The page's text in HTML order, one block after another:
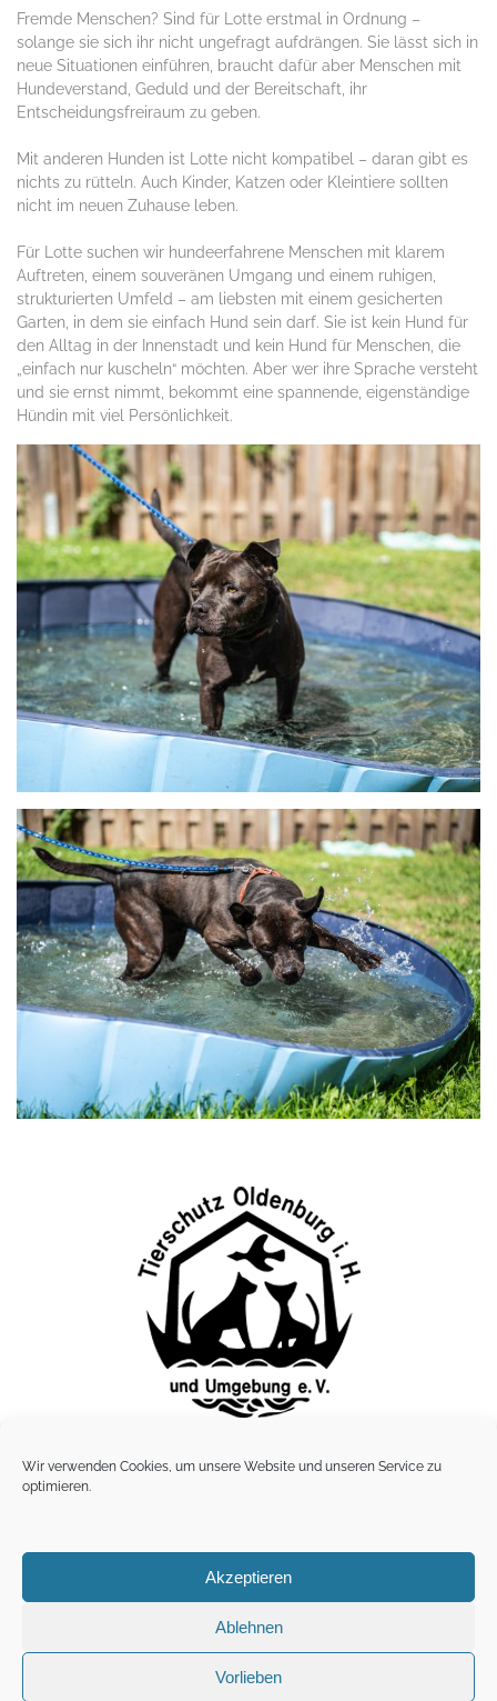
Wir verwenden Cookies, um unsere Website und unseren Service zu
optimieren.
Akzeptieren
Ablehnen
Vorlieben
Fremde Menschen? Sind für Lotte erstmal in Ordnung –
solange sie sich ihr nicht ungefragt aufdrängen. Sie lässt sich in
neue Situationen einführen, braucht dafür aber Menschen mit
Hundeverstand, Geduld und der Bereitschaft, ihr
Entscheidungsfreiraum zu geben.
Mit anderen Hunden ist Lotte nicht kompatibel – daran gibt es
nichts zu rütteln. Auch Kinder, Katzen oder Kleintiere sollten
nicht im neuen Zuhause leben.
Für Lotte suchen wir hundeerfahrene Menschen mit klarem
Auftreten, einem souveränen Umgang und einem ruhigen,
strukturierten Umfeld – am liebsten mit einem gesicherten
Garten, in dem sie einfach Hund sein darf. Sie ist kein Hund für
den Alltag in der Innenstadt und kein Hund für Menschen, die
„einfach nur kuscheln“ möchten. Aber wer ihre Sprache versteht
und sie ernst nimmt, bekommt eine spannende, eigenständige
Hündin mit viel Persönlichkeit.
Lübbersdorfer Weg 6 · 23758 Lübbersdorf
Impressum |Datenschutz